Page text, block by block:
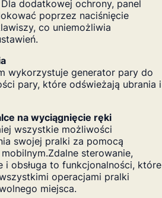
dodatkowej ochrony, panel
poprzez naciśnięcie
co uniemożliwia
wykorzystuje generator pary do
pary, które odświeżają ubrania i
na wyciągnięcie ręki
wszystkie możliwości
swojej pralki za pomocą
sterowanie,
i obsługa to funkcjonalności, które
operacjami pralki
miejsca.